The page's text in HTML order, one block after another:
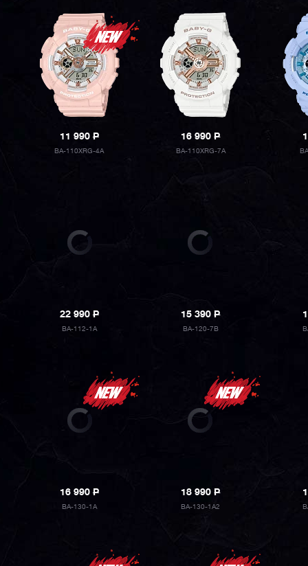
11 990P
BA-110XRG-4A
16 990P
BA-110XRG-7A
22 990P
BA-112-1A
15 390P
BA-120-7B
16 990P
BA-130-1A
18 990P
BA-130-1A2